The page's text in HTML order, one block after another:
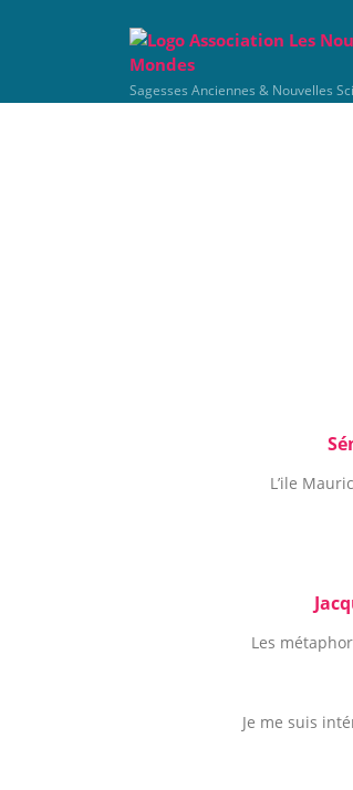
Sagesses Anciennes & Nouvelles
L’ile
Les
Je me suis